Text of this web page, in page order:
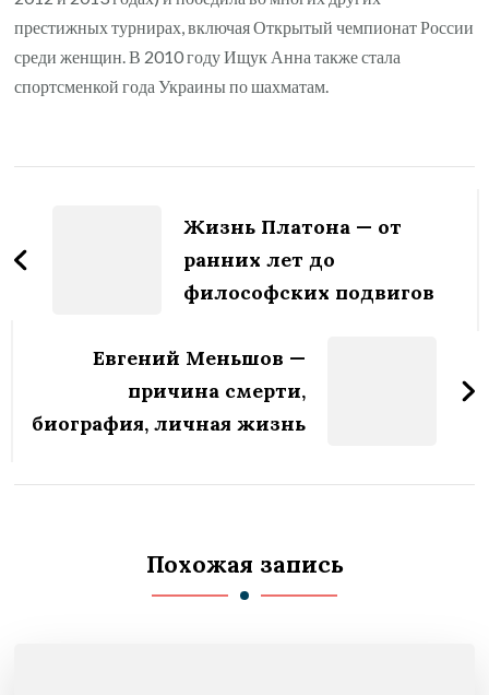
престижных турнирах, включая Открытый чемпионат России
среди женщин. В 2010 году Ищук Анна также стала
спортсменкой года Украины по шахматам.
записям
Жизнь Платона — от
ранних лет до
философских подвигов
Евгений Меньшов —
причина смерти,
биография, личная жизнь
Похожая запись